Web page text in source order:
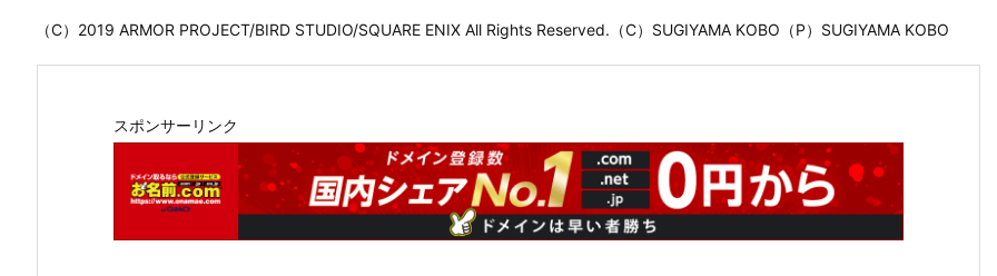
（C）2019 ARMOR PROJECT/BIRD STUDIO/SQUARE ENIX All Rights Reserved.（C）SUGIYAMA KOBO（P）SUGIYAMA KOBO
スポンサーリンク